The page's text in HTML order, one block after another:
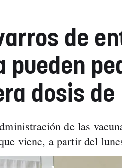
de
pueden
dosis
de las
viene, a partir del